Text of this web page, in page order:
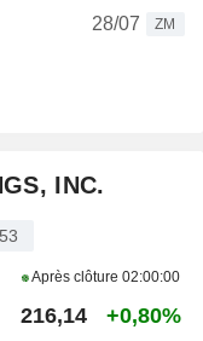
28/07
ZM
INC.
Après clôture 02:00:00
216,14 +0,80%